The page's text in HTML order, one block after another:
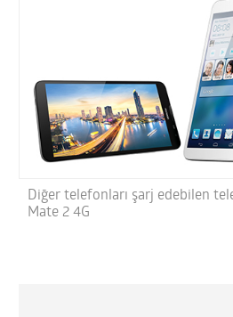
Diğer telefonları şarj edebilen
Mate 2 4G